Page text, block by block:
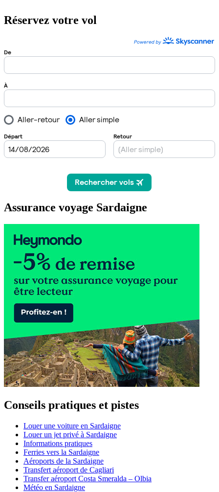
Réservez votre vol
Assurance voyage Sardaigne
Conseils pratiques et pistes
Louer une voiture en Sardaigne
Louer un jet privé à Sardaigne
Informations pratiques
Ferries vers la Sardaigne
Aéroports de la Sardaigne
Transfert aéroport de Cagliari
Transfer aéroport Costa Smeralda – Olbia
Météo en Sardaigne